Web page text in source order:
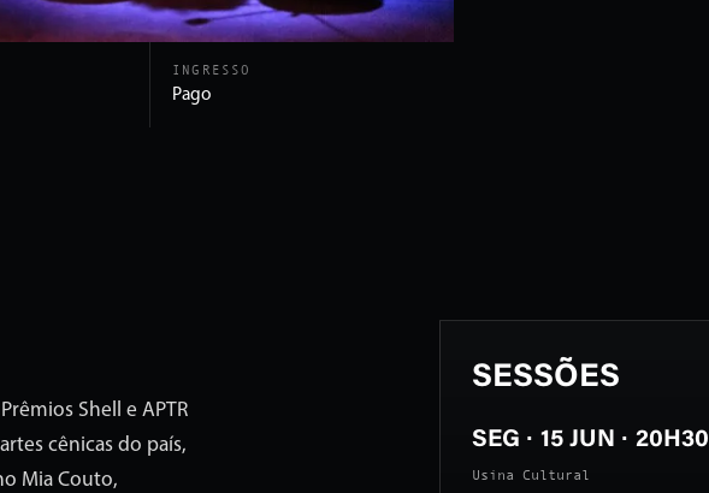
INGRESSO
Pago
Shell e APTR
cênicas do país,
Mia Couto,
SESSÕES
SEG · 15 JUN · 20H30
Usina Cultural